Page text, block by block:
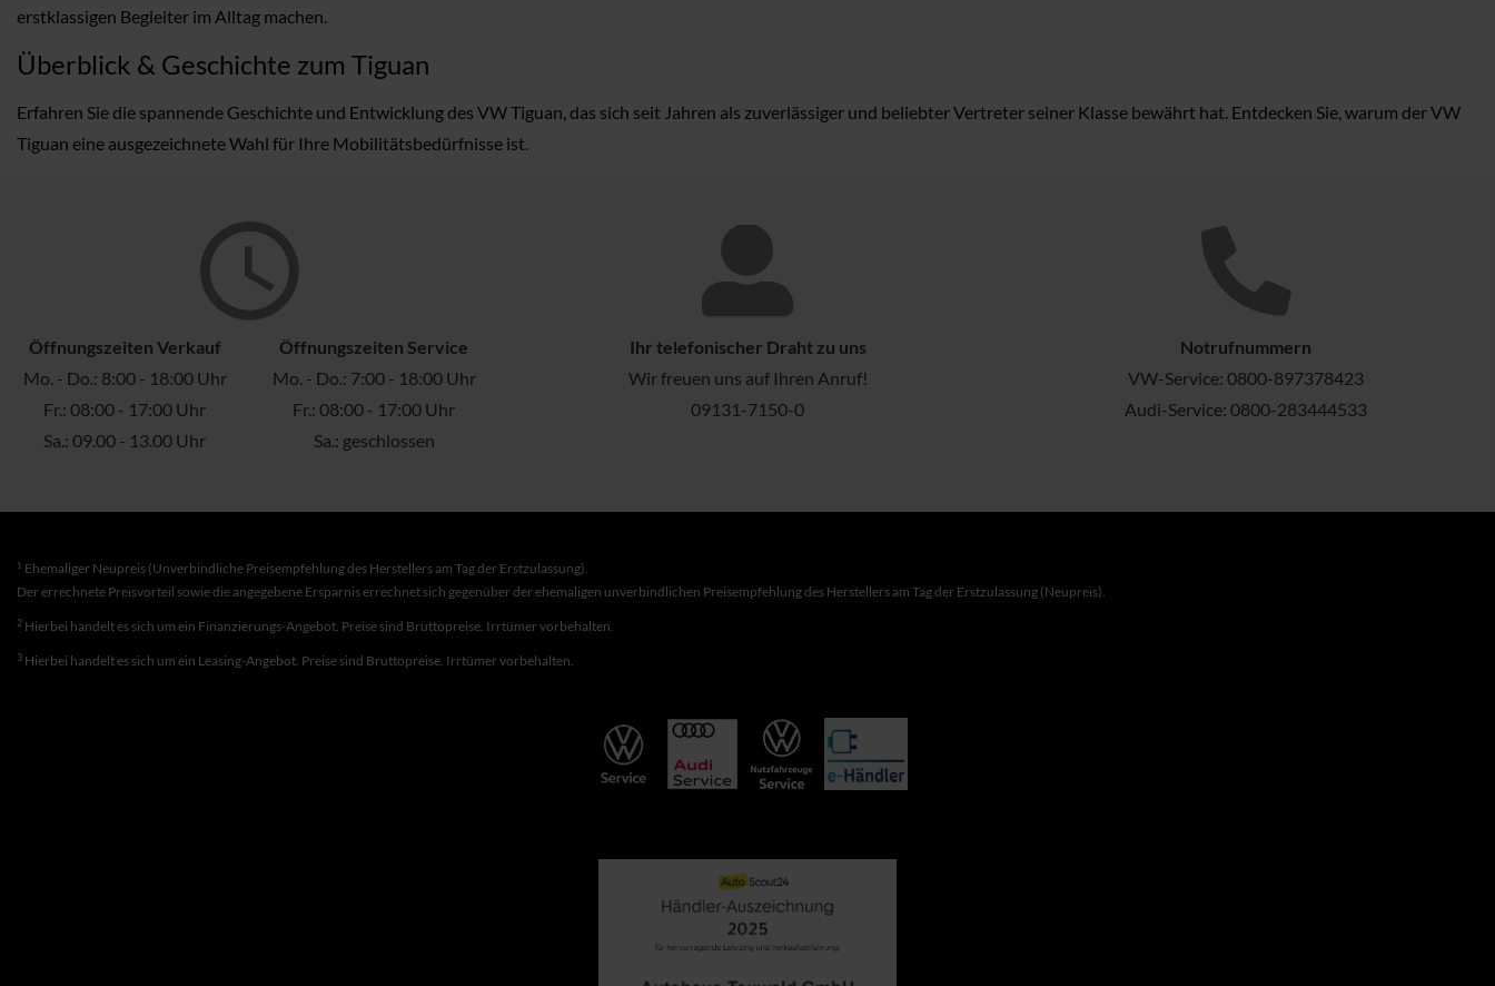
erstklassigen Begleiter im Alltag machen.
Überblick & Geschichte zum Tiguan
Erfahren Sie die spannende Geschichte und Entwicklung des VW Tiguan, das sich seit Jahren als zuverlässiger und beliebter Vertreter seiner Klasse bewährt hat. Entdecken Sie, warum der VW
Tiguan eine ausgezeichnete Wahl für Ihre Mobilitätsbedürfnisse ist.
Öffnungszeiten Verkauf
Mo. - Do.: 8:00 - 18:00 Uhr
Fr.: 08:00 - 17:00 Uhr
Sa.: 09.00 - 13.00 Uhr
Öffnungszeiten Service
Mo. - Do.: 7:00 - 18:00 Uhr
Fr.: 08:00 - 17:00 Uhr
Sa.: geschlossen
Ihr telefonischer Draht zu uns
Wir freuen uns auf Ihren Anruf!
09131-7150-0
Notrufnummern
VW-Service: 0800-897378423
Audi-Service: 0800-283444533
1 Ehemaliger Neupreis (Unverbindliche Preisempfehlung des Herstellers am Tag der Erstzulassung).
Der errechnete Preisvorteil sowie die angegebene Ersparnis errechnet sich gegenüber der ehemaligen unverbindlichen Preisempfehlung des Herstellers am Tag der Erstzulassung (Neupreis).
2 Hierbei handelt es sich um ein Finanzierungs-Angebot. Preise sind Bruttopreise. Irrtümer vorbehalten.
3 Hierbei handelt es sich um ein Leasing-Angebot. Preise sind Bruttopreise. Irrtümer vorbehalten.